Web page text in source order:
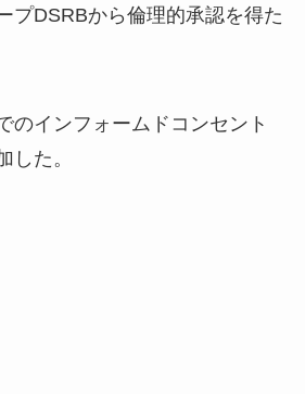
プDSRBから倫理的承認を得た
のインフォームドコンセント
した。